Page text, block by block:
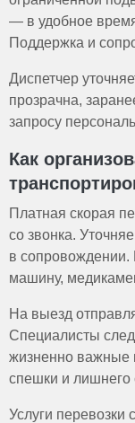
— в удобное
Поддержка и
Диспетчер
прозрачна,
запросу
Как
Платная скорая
со звонка.
в
машину,
На выезд
Специалисты
жизненно важные
спешки и лишнего
Услуги